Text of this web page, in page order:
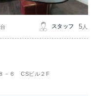
台 スタッフ 5 人
－６ CSビル２F